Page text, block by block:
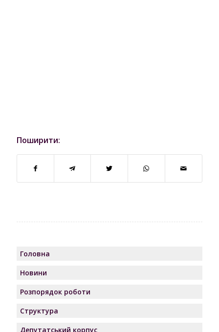
Поширити:
Головна
Новини
Розпорядок роботи
Структура
Депутатський корпус